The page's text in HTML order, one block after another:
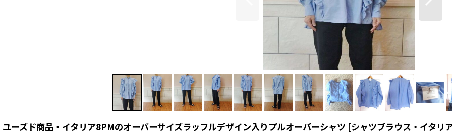
ユーズド商品・イタリア8PMのオーバーサイズラッフルデザイン入りプルオーバーシャツ [シャツブラウス・イタリ